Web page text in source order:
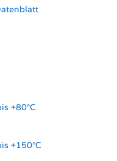
+80°C
+150°C